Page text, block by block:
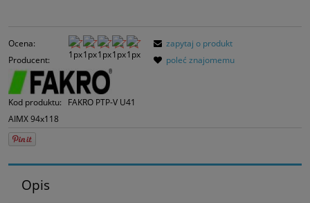
Ocena:
Producent:
Kod produktu:
FAKRO PTP-V U41
AIMX 94x118
zapytaj o produkt
poleć znajomemu
Opis